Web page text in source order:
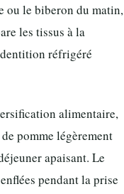
ou le biberon du matin,
les tissus à la
réfrigéré
alimentaire,
pomme légèrement
apaisant. Le
pendant la prise